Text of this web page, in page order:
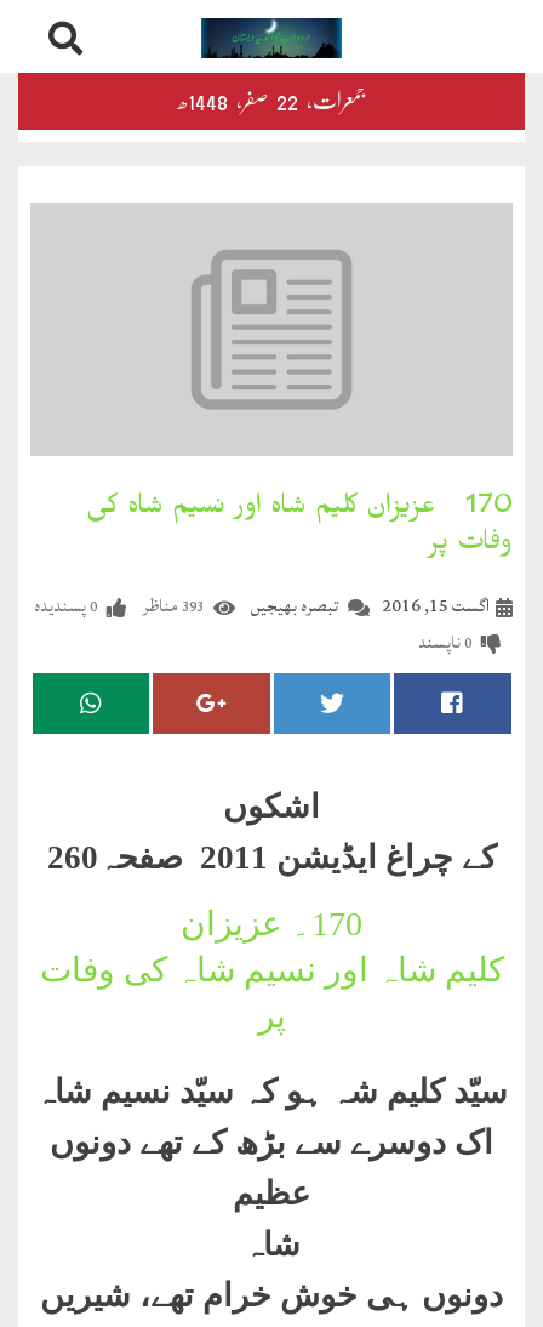
to
جمعرات‬‮، 22 صفر‬،
محمود
بخارِدل
کلام
مضطرؔ
دستِ
دعا
کلام
170۔ عزیزان کلیم شاہ اور نسیم شاہ کی
وفات پر
تبصرہ بھیجیں اگست 15, 2016 393 مناظر 0پسندیدہ
0ناپسند
اشکوں
کے چراغ ایڈیشن 2011 صفحہ260
170۔
عزیزان
کلیم شاہ اور نسیم شاہ کی وفات
پر
سیّد کلیم شہ ہو کہ سیّد نسیم شاہ
اک دوسرے سے بڑھ کے تھے دونوں
عظیم
شاہ
دونوں ہی خوش خرام تھے، شیریں